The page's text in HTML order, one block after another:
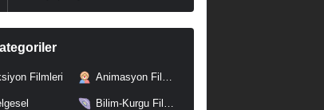
Filmleri Animasyon Filmleri
Bilim-Kurgu Filmleri